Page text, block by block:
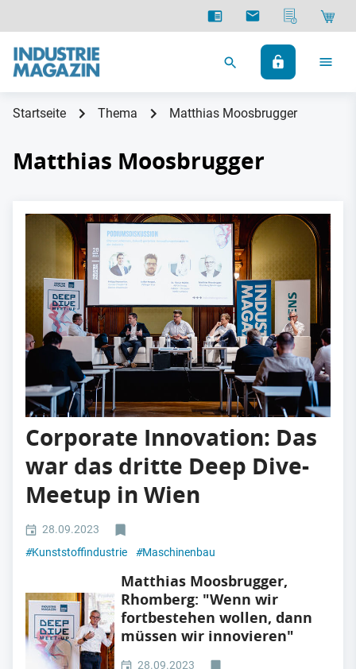
Startseite Thema Matthias Moosbrugger
Matthias Moosbrugger
Corporate Innovation: Das
war das dritte Deep Dive-
Meetup in Wien
28.09.2023
#Kunststoffindustrie #Maschinenbau
Matthias Moosbrugger,
Rhomberg: "Wenn wir
fortbestehen wollen, dann
müssen wir innovieren"
28.09.2023